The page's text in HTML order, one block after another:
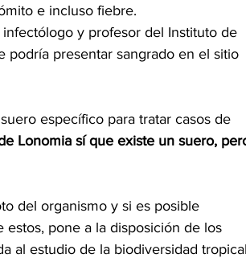
e incluso fiebre.
y profesor del Instituto de
podría presentar sangrado en el sitio
específico para tratar casos de
Lonomia sí que existe un suero,
del organismo y si es posible
pone a la disposición de los
al estudio de la biodiversidad